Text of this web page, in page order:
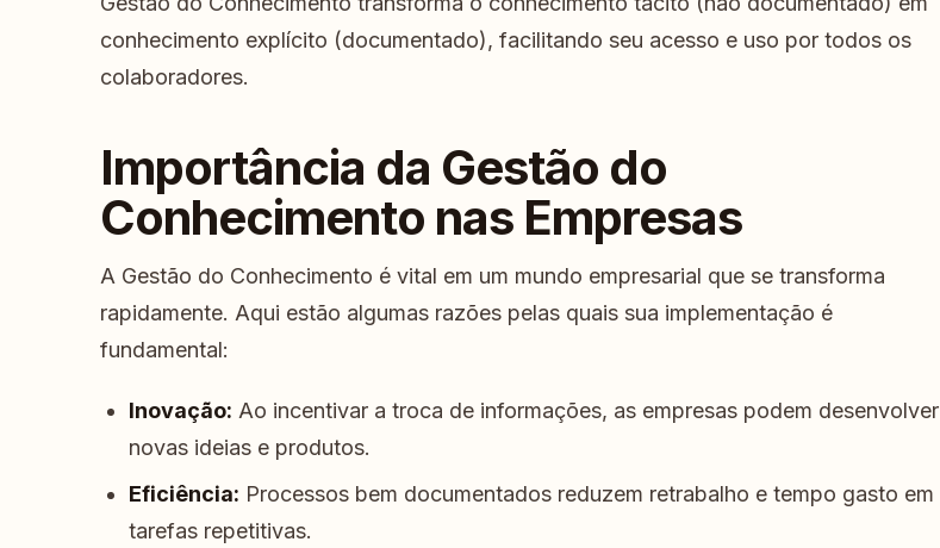
conhecimento explícito (documentado), facilitando seu acesso e uso por todos os
colaboradores.
Importância da Gestão do
Conhecimento nas Empresas
A Gestão do Conhecimento é vital em um mundo empresarial que se transforma
rapidamente. Aqui estão algumas razões pelas quais sua implementação é
fundamental:
Inovação: Ao incentivar a troca de informações, as empresas podem desenvolver
novas ideias e produtos.
Eficiência: Processos bem documentados reduzem retrabalho e tempo gasto em
tarefas repetitivas.